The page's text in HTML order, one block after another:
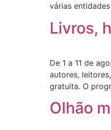
várias
Livros,
De 1 a 11 de
autores,
gratuita. O
Olhão